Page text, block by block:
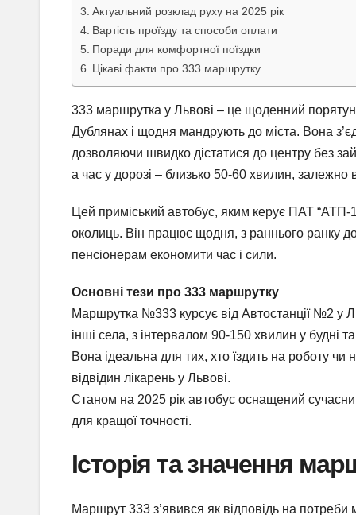
Актуальний розклад руху на 2025 рік
Вартість проїзду та способи оплати
Поради для комфортної поїздки
Цікаві факти про 333 маршрутку
333 маршрутка у Львові – це щоденний
Дублянах і щодня мандрують до міста. Вона
дозволяючи швидко дістатися до центру без
а час у дорозі – близько 50-60 хвилин, залежно
Цей приміський автобус, яким керує ПАТ “АТП-
околиць. Він працює щодня, з раннього ранку
пенсіонерам економити час і сили.
Основні тези про 333 маршрутку
Маршрутка №333 курсує від Автостанції №2 у
інші села, з інтервалом 90-150 хвилин у будні
Вона ідеальна для тих, хто їздить на роботу
відвідин лікарень у Львові.
Станом на 2025 рік автобус оснащений
для кращої точності.
Історія та значення
Маршрут 333 з’явився як відповідь на